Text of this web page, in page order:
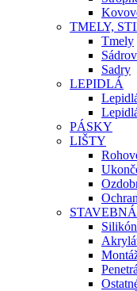
TMELY,
Tmely
Sadry
LEPIDLÁ
PÁSKY
LIŠTY